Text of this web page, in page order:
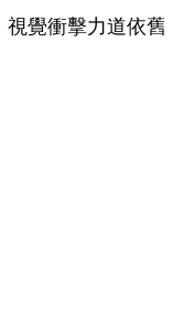
覺衝擊力道依舊